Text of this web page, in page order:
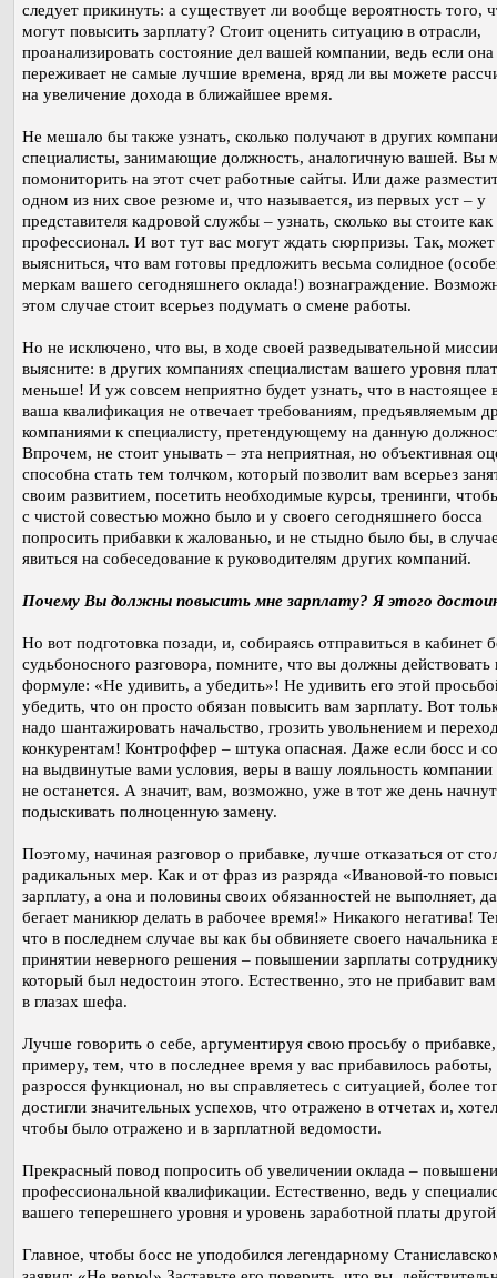
следует прикинуть: а существует ли вообще вероятность того,
могут повысить зарплату? Стоит оценить ситуацию в отрасли,
проанализировать состояние дел вашей компании, ведь если она
переживает не самые лучшие времена, вряд ли вы можете
на увеличение дохода в ближайшее время.
Не мешало бы также узнать, сколько получают в других
специалисты, занимающие должность, аналогичную вашей. Вы
помониторить на этот счет работные сайты. Или даже
одном из них свое резюме и, что называется, из первых уст – у
представителя кадровой службы – узнать, сколько вы стоите как
профессионал. И вот тут вас могут ждать сюрпризы. Так, может
выясниться, что вам готовы предложить весьма солидное
меркам вашего сегодняшнего оклада!) вознаграждение.
этом случае стоит всерьез подумать о смене работы.
Но не исключено, что вы, в ходе своей разведывательной
выясните: в других компаниях специалистам вашего уровня
меньше! И уж совсем неприятно будет узнать, что в настоящее
ваша квалификация не отвечает требованиям, предъявляемым
компаниями к специалисту, претендующему на данную
Впрочем, не стоит унывать – эта неприятная, но объективная
способна стать тем толчком, который позволит вам всерьез
своим развитием, посетить необходимые курсы, тренинги,
с чистой совестью можно было и у своего сегодняшнего босса
попросить прибавки к жалованью, и не стыдно было бы, в
явиться на собеседование к руководителям других компаний.
Почему Вы должны повысить мне зарплату? Я этого
Но вот подготовка позади, и, собираясь отправиться в кабинет
судьбоносного разговора, помните, что вы должны действовать
формуле: «Не удивить, а убедить»! Не удивить его этой
убедить, что он просто обязан повысить вам зарплату. Вот
надо шантажировать начальство, грозить увольнением и
конкурентам! Контроффер – штука опасная. Даже если босс и
на выдвинутые вами условия, веры в вашу лояльность компании
не останется. А значит, вам, возможно, уже в тот же день начнут
подыскивать полноценную замену.
Поэтому, начиная разговор о прибавке, лучше отказаться от
радикальных мер. Как и от фраз из разряда «Ивановой-то
зарплату, а она и половины своих обязанностей не выполняет,
бегает маникюр делать в рабочее время!» Никакого негатива!
что в последнем случае вы как бы обвиняете своего начальника
принятии неверного решения – повышении зарплаты
который был недостоин этого. Естественно, это не прибавит
в глазах шефа.
Лучше говорить о себе, аргументируя свою просьбу о
примеру, тем, что в последнее время у вас прибавилось работы,
разросся функционал, но вы справляетесь с ситуацией, более
достигли значительных успехов, что отражено в отчетах и,
чтобы было отражено и в зарплатной ведомости.
Прекрасный повод попросить об увеличении оклада –
профессиональной квалификации. Естественно, ведь у
вашего теперешнего уровня и уровень заработной платы
Главное, чтобы босс не уподобился легендарному